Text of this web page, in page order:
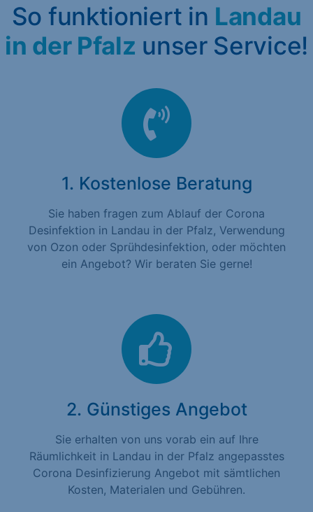
So funktioniert in Landau
in der Pfalz unser Service!
1. Kostenlose Beratung
Sie haben fragen zum Ablauf der Corona
Desinfektion in Landau in der Pfalz, Verwendung
von Ozon oder Sprühdesinfektion, oder möchten
ein Angebot? Wir beraten Sie gerne!
2. Günstiges Angebot
Sie erhalten von uns vorab ein auf Ihre
Räumlichkeit in Landau in der Pfalz angepasstes
Corona Desinfizierung Angebot mit sämtlichen
Kosten, Materialen und Gebühren.